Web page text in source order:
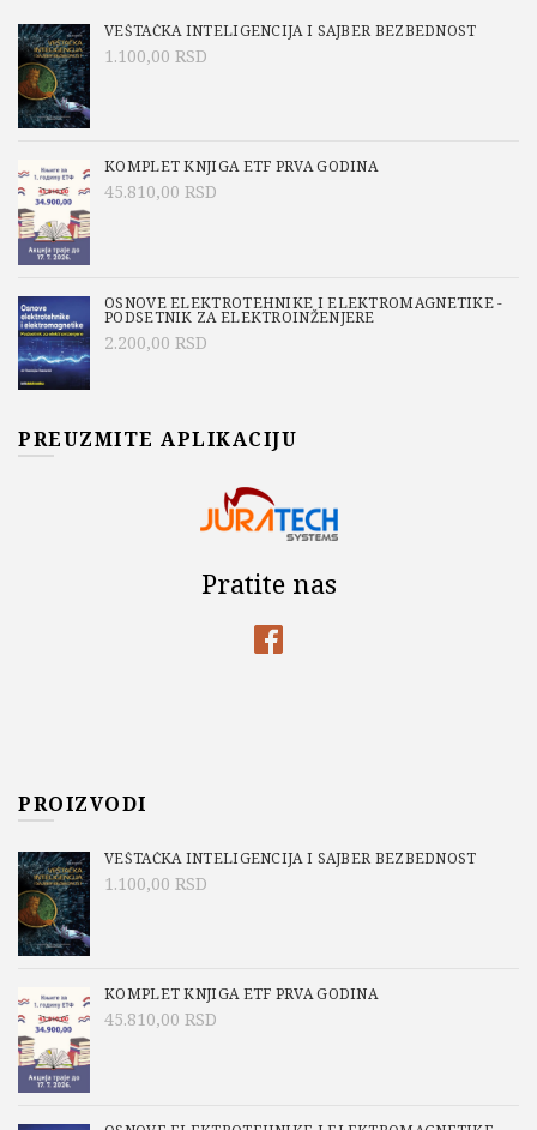
VEŠTAČKA INTELIGENCIJA I SAJBER BEZBEDNOST
1.100,00 RSD
KOMPLET KNJIGA ETF PRVA GODINA
45.810,00 RSD
OSNOVE ELEKTROTEHNIKE I ELEKTROMAGNETIKE -
PODSETNIK ZA ELEKTROINŽENJERE
2.200,00 RSD
PREUZMITE APLIKACIJU
Pratite nas
PROIZVODI
VEŠTAČKA INTELIGENCIJA I SAJBER BEZBEDNOST
1.100,00 RSD
KOMPLET KNJIGA ETF PRVA GODINA
45.810,00 RSD